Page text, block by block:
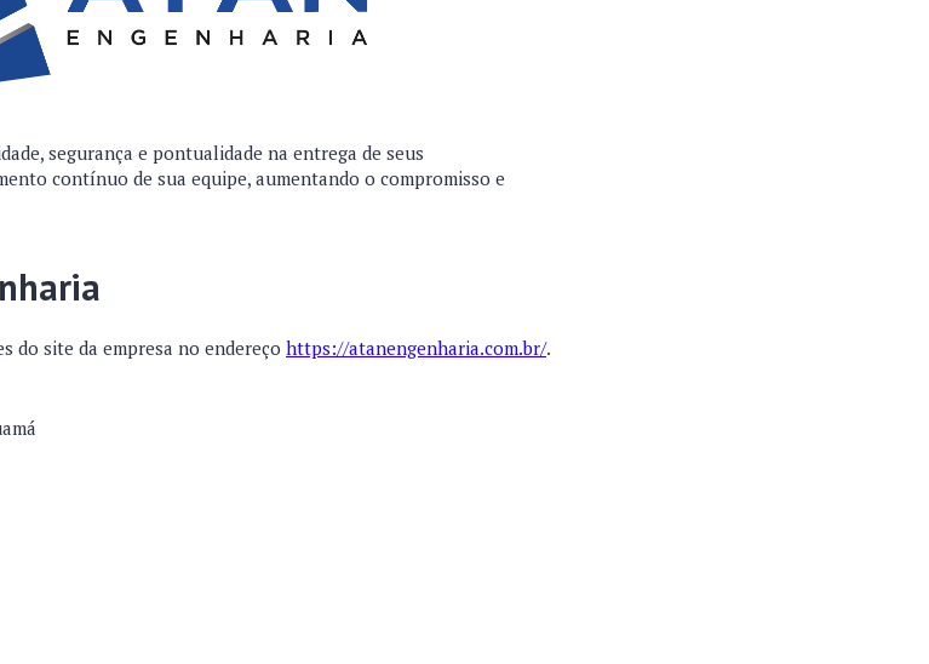
segurança e pontualidade na entrega de seus
contínuo de sua equipe, aumentando o compromisso e
do site da empresa no endereço https://atanengenharia.com.br/.